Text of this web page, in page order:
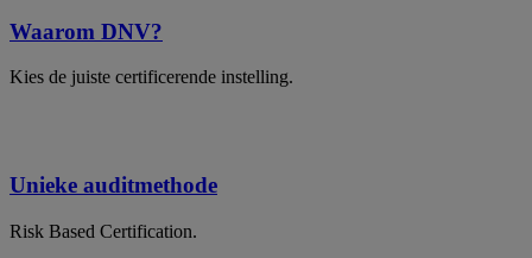
Waarom DNV?
Kies de juiste certificerende instelling.
Unieke auditmethode
Risk Based Certification.